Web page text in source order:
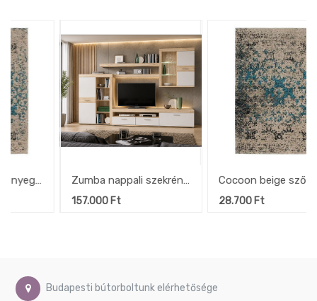
Zumba nappali szekrény
világítással,
Ft
Cocoon beige szőnyeg
120x170 cm COC 991 |
Budapesti bútorboltunk elérhetősége